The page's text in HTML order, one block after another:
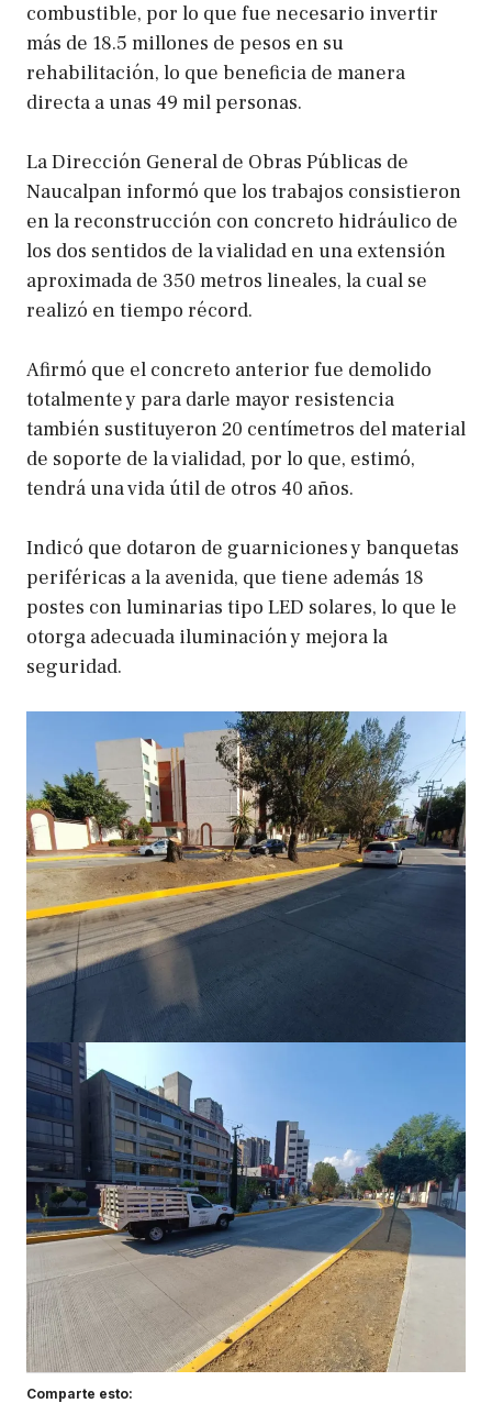
combustible, por lo que fue necesario invertir
más de 18.5 millones de pesos en su
rehabilitación, lo que beneficia de manera
directa a unas 49 mil personas.
La Dirección General de Obras Públicas de
Naucalpan informó que los trabajos consistieron
en la reconstrucción con concreto hidráulico de
los dos sentidos de la vialidad en una extensión
aproximada de 350 metros lineales, la cual se
realizó en tiempo récord.
Afirmó que el concreto anterior fue demolido
totalmente y para darle mayor resistencia
también sustituyeron 20 centímetros del material
de soporte de la vialidad, por lo que, estimó,
tendrá una vida útil de otros 40 años.
Indicó que dotaron de guarniciones y banquetas
periféricas a la avenida, que tiene además 18
postes con luminarias tipo LED solares, lo que le
otorga adecuada iluminación y mejora la
seguridad.
Comparte esto: